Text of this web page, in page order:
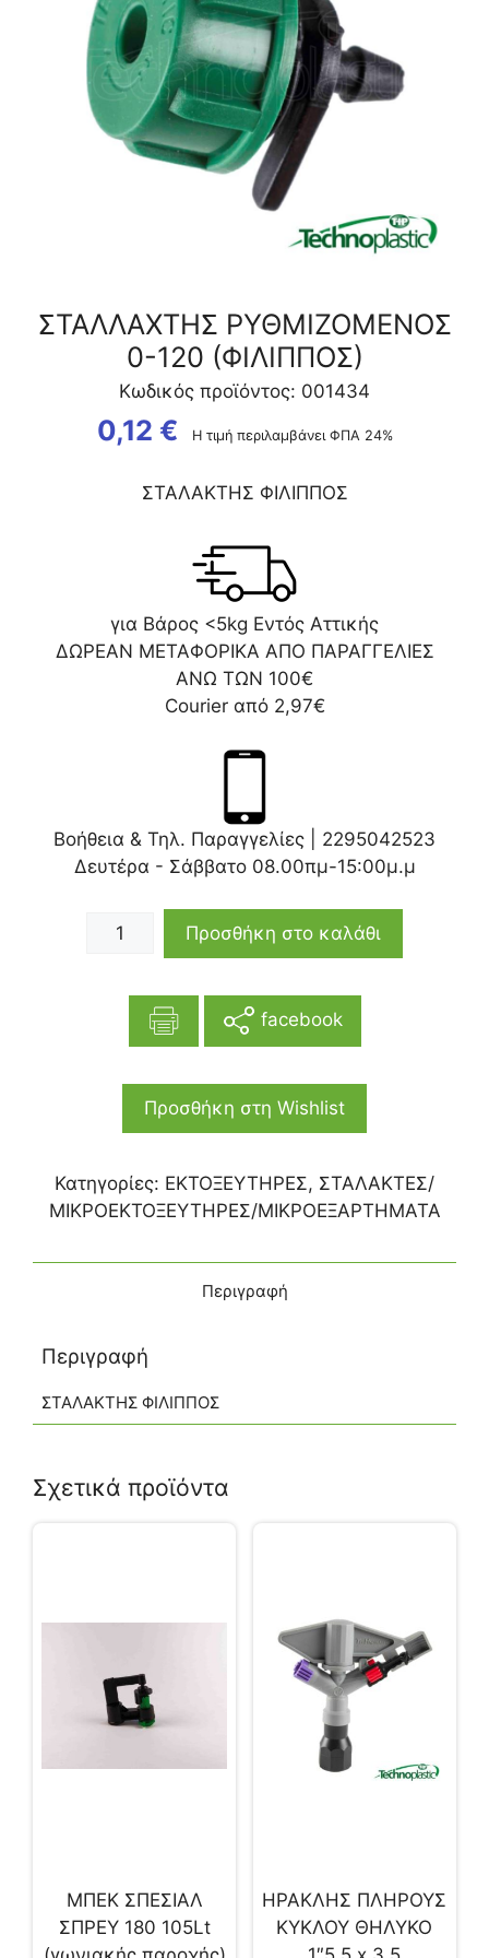
ΣΤΑΛΛΑΧΤΗΣ ΡΥΘΜΙΖΟΜΕΝΟΣ
0-120 (ΦΙΛΙΠΠΟΣ)
Κωδικός προϊόντος: 001434
0,12 € Η τιμή περιλαμβάνει ΦΠΑ 24%
ΣΤΑΛΑΚΤΗΣ ΦΙΛΙΠΠΟΣ
για Βάρος <5kg Εντός Αττικής
ΔΩΡΕΑΝ ΜΕΤΑΦΟΡΙΚΑ ΑΠΟ ΠΑΡΑΓΓΕΛΙΕΣ
ΑΝΩ ΤΩΝ 100€
Courier από 2,97€
Βοήθεια & Τηλ. Παραγγελίες | 2295042523
Δευτέρα - Σάββατο 08.00πμ-15:00μ.μ
Προσθήκη στο καλάθι
facebook
Προσθήκη στη Wishlist
Κατηγορίες: ΕΚΤΟΞΕΥΤΗΡΕΣ, ΣΤΑΛΑΚΤΕΣ/
ΜΙΚΡΟΕΚΤΟΞΕΥΤΗΡΕΣ/ΜΙΚΡΟΕΞΑΡΤΗΜΑΤΑ
Περιγραφή
Περιγραφή
ΣΤΑΛΑΚΤΗΣ ΦΙΛΙΠΠΟΣ
Σχετικά προϊόντα
ΜΠΕΚ ΣΠΕΣΙΑΛ
ΣΠΡΕΥ 180 105Lt
ΗΡΑΚΛΗΣ ΠΛΗΡΟΥΣ
ΚΥΚΛΟΥ ΘΗΛΥΚΟ